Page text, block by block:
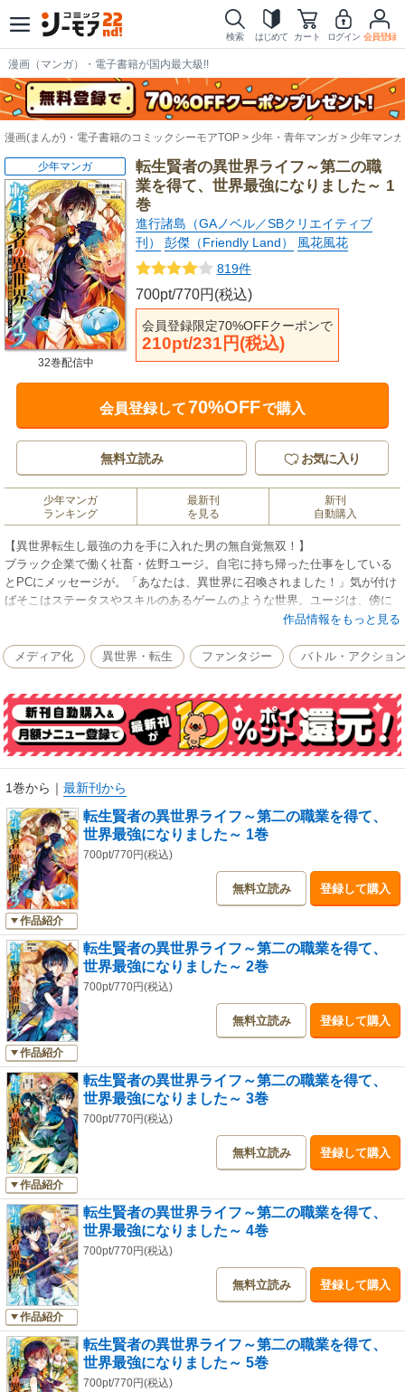
検索 はじめて カート ログイン 会員登録
漫画（マンガ）・電子書籍が国内最大級!!
漫画(まんが)・電子書籍のコミックシーモアTOP 少年・青年マンガ 少年マンガ
転生賢者の異世界ライフ～第二の職
業を得て、世界最強になりました～ 1
巻
進行諸島（GAノベル／SBクリエイティブ
刊）
彭傑（Friendly Land）
風花風花
819件
700pt/770円(税込)
会員登録限定70%OFFクーポンで
210pt/231円(税込)
少年マンガ
32巻配信中
会員登録して70%OFFで購入
無料立読み お気に入り
少年マンガ
ランキング
最新刊
を見る
新刊
自動購入
【異世界転生し最強の力を手に入れた男の無自覚無双！】
ブラック企業で働く社畜・佐野ユージ。自宅に持ち帰った仕事をしている
とPCにメッセージが。「あなたは、異世界に召喚されました！」気が付け
ばそこはステータスやスキルのあるゲームのような世界。ユージは、傍に
いたスライムをテイムし「テイマー」になる。さらに不思議な魔導書の力
イムを従えたユージの異世界最強冒険譚！ 「小説家になろう」発！ 異
世界転生×賢者＝無自覚無双!? 原作者書き下ろしショートストーリーも収
録！
※「小説家になろう」は株式会社ヒナプロジェクトの登録商標です。
(C)Shinkoshoto/SB Creative Corp. Original Character Designs:(C)Huuka
Kazabana/SB Creative Corp. (C)2018 Friendly Land
作品情報をもっと見る
メディア化 異世界・転生 ファンタジー バトル・アクショ
1巻から ｜ 最新刊から
作品紹介
転生賢者の異世界ライフ～第二の職業を得て、
世界最強になりました～ 1巻
700pt/770円(税込)
無料立読み 登録して購入
作品紹介
転生賢者の異世界ライフ～第二の職業を得て、
世界最強になりました～ 2巻
700pt/770円(税込)
無料立読み 登録して購入
作品紹介
転生賢者の異世界ライフ～第二の職業を得て、
世界最強になりました～ 3巻
700pt/770円(税込)
無料立読み 登録して購入
作品紹介
転生賢者の異世界ライフ～第二の職業を得て、
世界最強になりました～ 4巻
700pt/770円(税込)
無料立読み 登録して購入
転生賢者の異世界ライフ～第二の職業を得て、
世界最強になりました～ 5巻
700pt/770円(税込)